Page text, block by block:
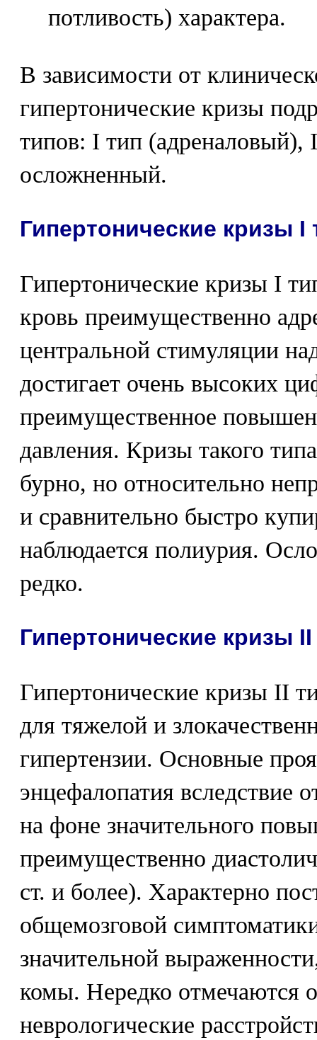
потливость) характера.
В зависимости от
гипертонические кризы
типов: I тип (адреналовый),
осложненный.
Гипертонические кризы I
Гипертонические кризы I
кровь преимущественно
центральной стимуляции
достигает очень высоких
преимущественное
давления. Кризы такого
бурно, но относительно
и сравнительно быстро
наблюдается полиурия.
редко.
Гипертонические кризы II
Гипертонические кризы II
для тяжелой и
гипертензии. Основные
энцефалопатия вследствие
на фоне значительного
преимущественно
ст. и более). Характерно
общемозговой
значительной
комы. Нередко отмечаются
неврологические